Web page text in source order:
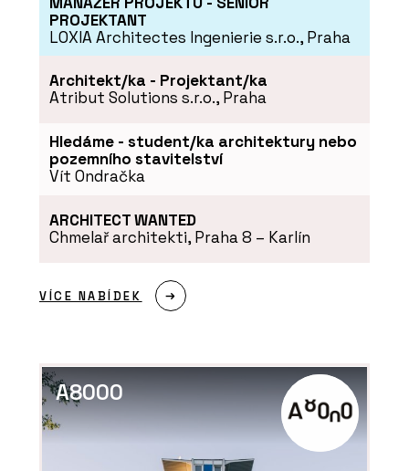
PROJEKTANT
LOXIA Architectes Ingenierie s.r.o., Praha
Architekt/ka - Projektant/ka
Atribut Solutions s.r.o., Praha
Hledáme - student/ka architektury nebo
pozemního stavitelství
Vít Ondračka
ARCHITECT WANTED
Chmelař architekti, Praha 8 – Karlín
VÍCE NABÍDEK
A8000